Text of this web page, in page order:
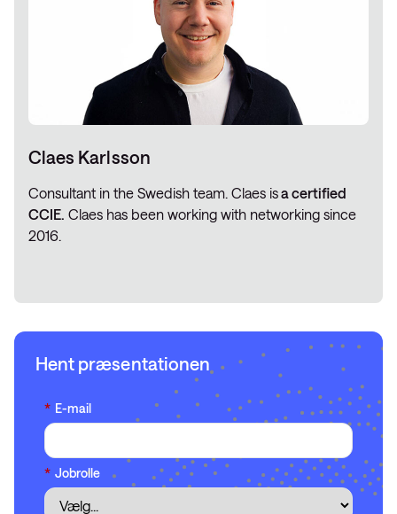
Claes Karlsson
Consultant in the Swedish team. Claes isa certified
CCIE. Claes has been working with networking since
2016.
Hent præsentationen
* E-mail
* Jobrolle